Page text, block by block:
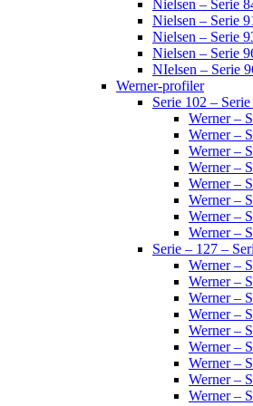
Nielsen – Serie
Nielsen – Serie
Nielsen – Serie
Nielsen – Serie
NIelsen – Serie
Werner-profiler
Serie 102 –
Werner –
Werner –
Werner –
Werner –
Werner –
Werner –
Werner –
Werner –
Serie – 127 –
Werner –
Werner –
Werner –
Werner –
Werner –
Werner –
Werner –
Werner –
Werner –